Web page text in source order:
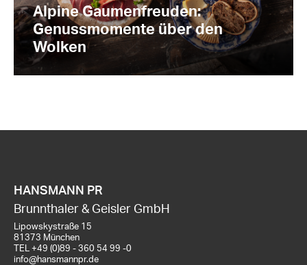
Alpine Gaumenfreuden:
Genussmomente über den
Wolken
HANSMANN PR
Brunnthaler & Geisler GmbH
Lipowskystraße 15
81373 München
TEL +49 (0)89 - 360 54 99 -0
info@hansmannpr.de